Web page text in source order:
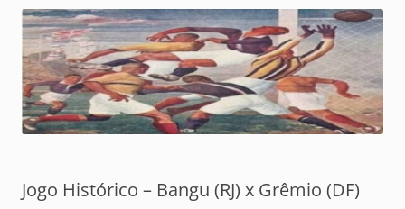
Jogo Histórico – Bangu (RJ) x Grêmio (DF)